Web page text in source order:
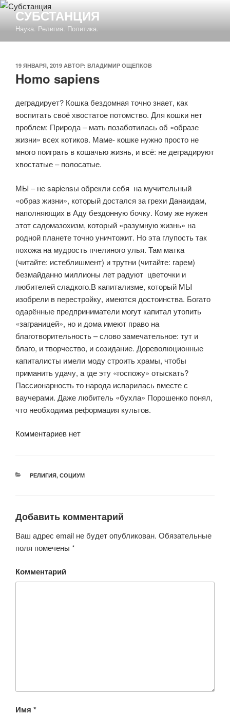
Перейти
содержимому
СУБСТАНЦИЯ
Наука. Религия. Политика.
ОПУБЛИКОВАНО
19 ЯНВАРЯ, 2019 АВТОР: ВЛАДИМИР ОЩЕПКОВ
Homo sapiens
деградирует? Кошка бездомная точно знает, как
воспитать своё хвостатое потомство. Для кошки нет
проблем: Природа – мать позаботилась об «образе
жизни» всех котиков. Маме- кошке нужно просто не
много поиграть в кошачью жизнь, и всё: не деградируют
хвостатые – полосатые.
МЫ – не sapiensы обрекли себя на мучительный
«образ жизни», который достался за грехи Данаидам,
наполняющих в Аду бездонную бочку. Кому же нужен
этот садомазохизм, который «разумную жизнь» на
родной планете точно уничтожит. Но эта глупость так
похожа на мудрость пчелиного улья. Там матка
(читайте: истеблишмент) и трутни (читайте: гарем)
безмайданно миллионы лет радуют цветочки и
любителей сладкого.В капитализме, который МЫ
изобрели в перестройку, имеются достоинства. Богато
одарённые предприниматели могут капитал утопить
«заграницей», но и дома имеют право на
благотворительность – слово замечательное: тут и
благо, и творчество, и созидание. Дореволюционные
капиталисты имели моду строить храмы, чтобы
приманить удачу, а где эту «госпожу» отыскать?
Пассионарность то народа испарилась вместе с
ваучерами. Даже любитель «бухла» Порошенко понял,
что необходима реформация культов.
Комментариев нет
РУБРИКИ
РЕЛИГИЯ, СОЦИУМ
Добавить комментарий
Ваш адрес email не будет опубликован. Обязательные
поля помечены *
Комментарий
Имя *